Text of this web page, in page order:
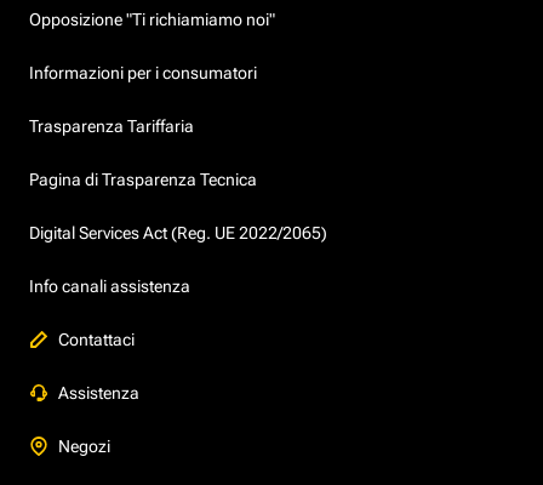
Opposizione "Ti richiamiamo noi"
Informazioni per i consumatori
Trasparenza Tariffaria
Pagina di Trasparenza Tecnica
Digital Services Act (Reg. UE 2022/2065)
Info canali assistenza
Contattaci
Assistenza
Negozi